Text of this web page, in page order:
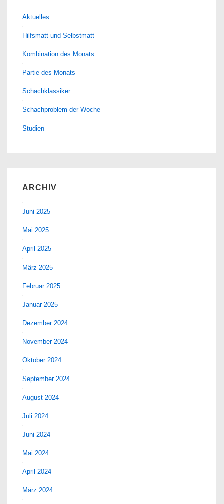
Aktuelles
Hilfsmatt und Selbstmatt
Kombination des Monats
Partie des Monats
Schachklassiker
Schachproblem der Woche
Studien
ARCHIV
Juni 2025
Mai 2025
April 2025
März 2025
Februar 2025
Januar 2025
Dezember 2024
November 2024
Oktober 2024
September 2024
August 2024
Juli 2024
Juni 2024
Mai 2024
April 2024
März 2024